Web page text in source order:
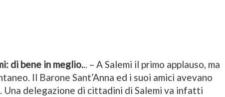
di bene in meglio... – A Salemi il primo applauso, ma
Il Barone Sant’Anna ed i suoi amici avevano
Una delegazione di cittadini di Salemi va infatti